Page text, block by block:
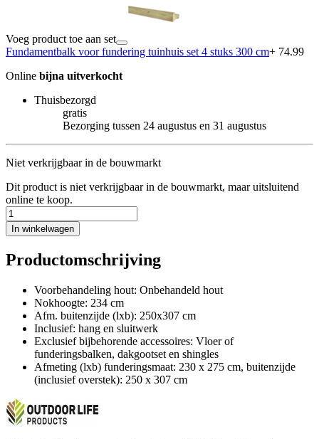
Voeg product toe aan set
Fundamentbalk voor fundering tuinhuis set 4 stuks 300 cm+ 74.99
Online bijna uitverkocht
Thuisbezorgd
gratis
Bezorging tussen 24 augustus en 31 augustus
Niet verkrijgbaar in de bouwmarkt
Dit product is niet verkrijgbaar in de bouwmarkt, maar uitsluitend
online te koop.
In winkelwagen
Productomschrijving
Voorbehandeling hout: Onbehandeld hout
Nokhoogte: 234 cm
Afm. buitenzijde (lxb): 250x307 cm
Inclusief: hang en sluitwerk
Exclusief bijbehorende accessoires: Vloer of
funderingsbalken, dakgootset en shingles
Afmeting (lxb) funderingsmaat: 230 x 275 cm, buitenzijde
(inclusief overstek): 250 x 307 cm